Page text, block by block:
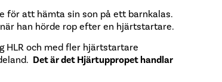
för att hämta sin son på ett barnkalas.
han hörde rop efter en hjärtstartare.
HLR och med fler hjärtstartare
Det är det Hjärtuppropet handlar